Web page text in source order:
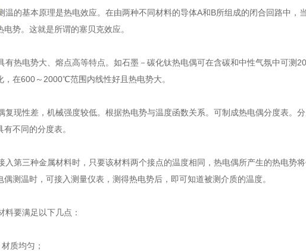
温的基本原理是热电效应。在由两种不同材料的导体A和B所组成的闭合回路中，
势。这就是所谓的塞贝克效应。
热电势大、熔点高等特点。如石墨－碳化钛热电偶可在含碳和中性气氛中可测
，在600～2000℃范围内线性好且热电势大。
现性差，机械强度较低。根据热电势与温度函数关系。可制成热电偶分度表。
不同的分度表。
第三种金属材料时，只要该材料两个接点的温度相同，热电偶所产生的热电势
测温时，可接入测量仪表，测得热电势后，即可知道被测介质的温度。
要满足以下几点：
质均匀；